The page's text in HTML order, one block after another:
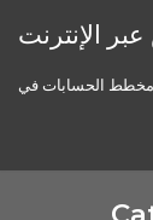
الإنترنت